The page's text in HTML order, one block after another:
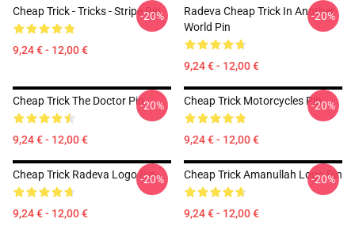
Cheap Trick - Tricks - Stripe Pin
9,24 € - 12,00 €
-20%
Radeva Cheap Trick In Another
World Pin
9,24 € - 12,00 €
-20%
Cheap Trick The Doctor Pin
9,24 € - 12,00 €
-20% Cheap Trick Motorcycles Pin
9,24 € - 12,00 €
-20%
Cheap Trick Radeva Logo Pin
9,24 € - 12,00 €
-20% Cheap Trick Amanullah Logo Pin
9,24 € - 12,00 €
-20%